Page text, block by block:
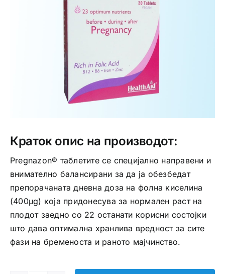
Лична хигиена
Медицински апрати
Нега на кожа
Краток опис на производот:
Pregnazon® таблетите се специјално направени и
внимателно балансирани за да ја обезбедат
препорачаната дневна доза на фолна киселина
(400μg) која придонесува за нормален раст на
плодот заедно со 22 останати корисни состојки
што дава оптимална хранлива вредност за сите
фази на бременоста и раното мајчинство.